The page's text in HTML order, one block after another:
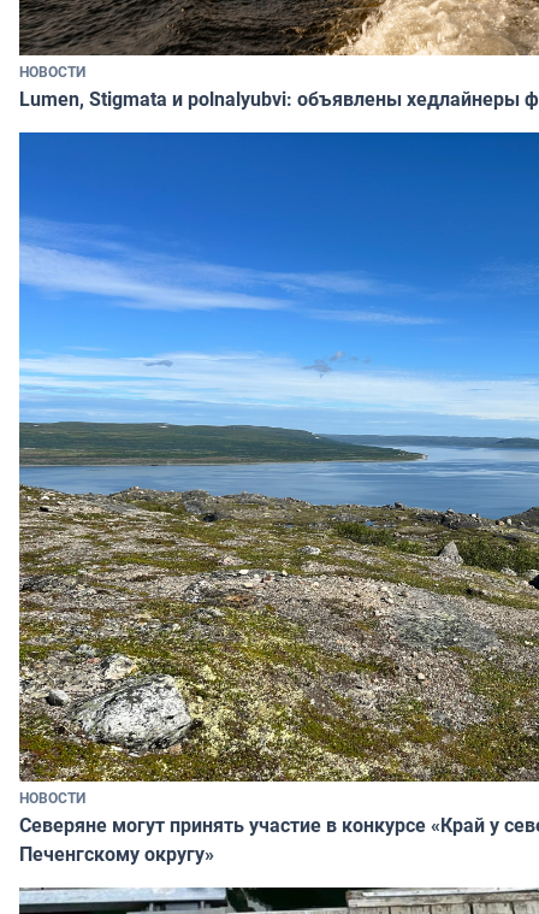
НОВОСТИ
Lumen, Stigmata и polnalyubvi: объявлены хедлайнеры
НОВОСТИ
Северяне могут принять участие в конкурсе «Край у
Печенгскому округу»